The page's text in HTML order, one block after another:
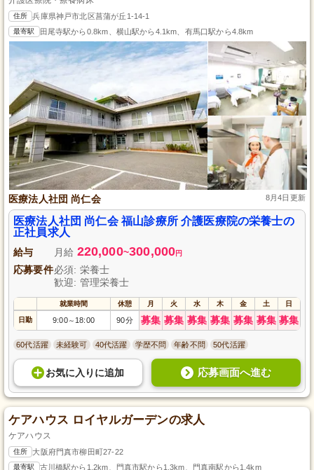
住所 兵庫県神戸市北区菖蒲が丘1-14-1
最寄駅 田尾寺駅から0.8km、横山駅から4.1km、有馬口駅から4.8km
医療法人社団 尚仁会 8月4日更新
医療法人社団 尚仁会 福山診療所 介護医療院の栄養士の
正社員求人
給与 月給 220,000~300,000円
応募要件必須: 栄養士
歓迎: 管理栄養士
就業時間 休憩 月 火 水 木 金 土 日
日勤 9:00～ 18:00 90分 募集 募集 募集 募集 募集 募集 募集
60代活躍 未経験可 40代活躍 学歴不問 年齢不問 50代活躍
お気に入り に追加 応募画面へ進む
ケアハウス ロイヤルガーデンの求人
ケアハウス
住所 大阪府門真市柳田町27-22
最寄駅 古川橋駅から1.2km、門真市駅から1.3km、門真南駅から1.4km